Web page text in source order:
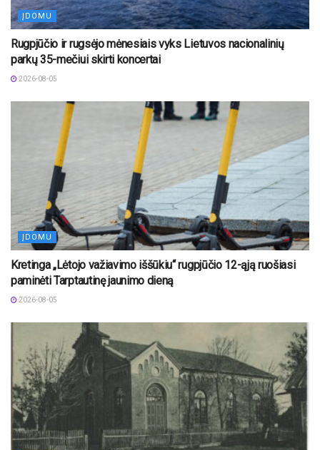
ĮDOMU
Rugpjūčio ir rugsėjo mėnesiais vyks Lietuvos nacionalinių
parkų 35-mečiui skirti koncertai
2026-08-05
ĮDOMU
Kretinga „Lėtojo važiavimo iššūkiu“ rugpjūčio 12-ąją ruošiasi
paminėti Tarptautinę jaunimo dieną
2026-08-05